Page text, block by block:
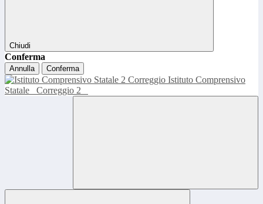
Chiudi
Conferma
Annulla Conferma
Istituto Comprensivo
Statale
Correggio 2